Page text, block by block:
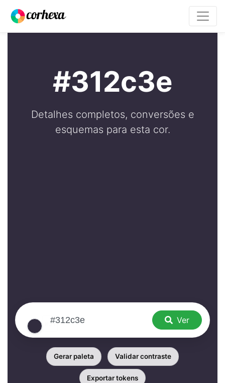
#312c3e
Detalhes completos, conversões e
esquemas para esta cor.
Ver
Gerar paleta Validar contraste
Exportar tokens